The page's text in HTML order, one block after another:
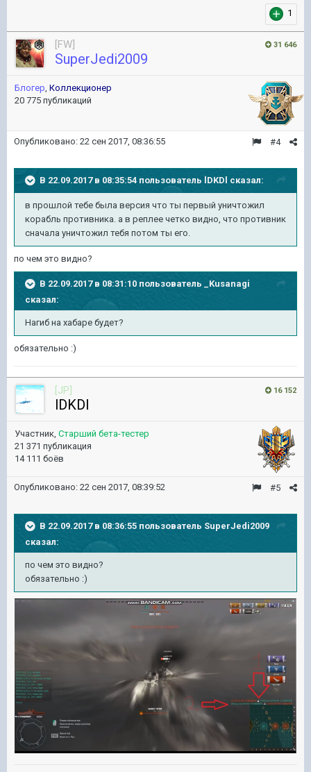
1
31 646
[FW]
SuperJedi2009
Блогер, Коллекционер
20 775 публикаций
#4
Опубликовано: 22 сен 2017, 08:36:55
В 22.09.2017 в 08:35:54 пользователь lDKDl сказал:
в прошлой тебе была версия что ты первый уничтожил
корабль противника. а в реплее четко видно, что противник
сначала уничтожил тебя потом ты его.
по чем это видно?
В 22.09.2017 в 08:31:10 пользователь
_Kusanagi
сказал:
Нагиб на хабаре будет?
обязательно :)
16 152
[JP]
lDKDl
Участник, Старший бета-тестер
21 371 публикация
14 111 боёв
#5
Опубликовано: 22 сен 2017, 08:39:52
В 22.09.2017 в 08:36:55 пользователь SuperJedi2009
сказал:
по чем это видно?
обязательно :)